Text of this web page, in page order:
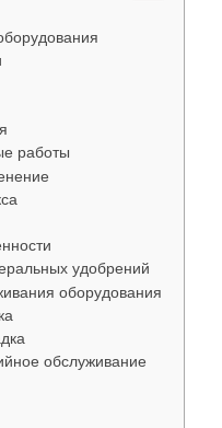
работы
удобрений
оборудования
обслуживание